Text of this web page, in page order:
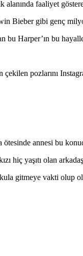
faaliyet
gibi genç
Harper’ın bu
pozlarını
annesi bu
yaşıtı olan
gitmeye vakti olup